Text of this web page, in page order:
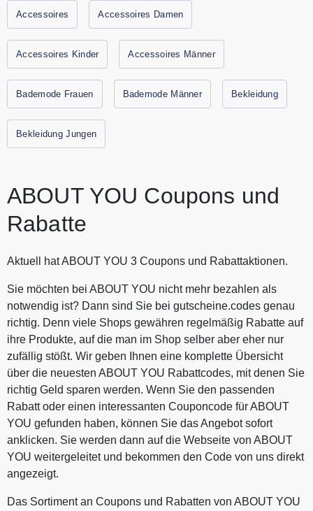
Accessoires Accessoires Damen
Accessoires Kinder Accessoires Männer
Bademode Frauen Bademode Männer Bekleidung
Bekleidung Jungen
ABOUT YOU Coupons und
Rabatte
Aktuell hat ABOUT YOU 3 Coupons und Rabattaktionen.
Sie möchten bei ABOUT YOU nicht mehr bezahlen als
notwendig ist? Dann sind Sie bei gutscheine.codes genau
richtig. Denn viele Shops gewähren regelmäßig Rabatte auf
ihre Produkte, auf die man im Shop selber aber eher nur
zufällig stößt. Wir geben Ihnen eine komplette Übersicht
über die neuesten ABOUT YOU Rabattcodes, mit denen Sie
richtig Geld sparen werden. Wenn Sie den passenden
Rabatt oder einen interessanten Couponcode für ABOUT
YOU gefunden haben, können Sie das Angebot sofort
anklicken. Sie werden dann auf die Webseite von ABOUT
YOU weitergeleitet und bekommen den Code von uns direkt
angezeigt.
Das Sortiment an Coupons und Rabatten von ABOUT YOU